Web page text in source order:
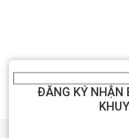
ĐĂNG KÝ NHẬN